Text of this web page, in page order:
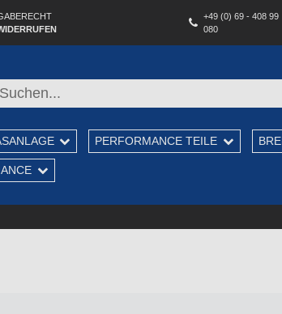
+49 (0) 69 - 408 99
080
PERFORMANCE TEILE